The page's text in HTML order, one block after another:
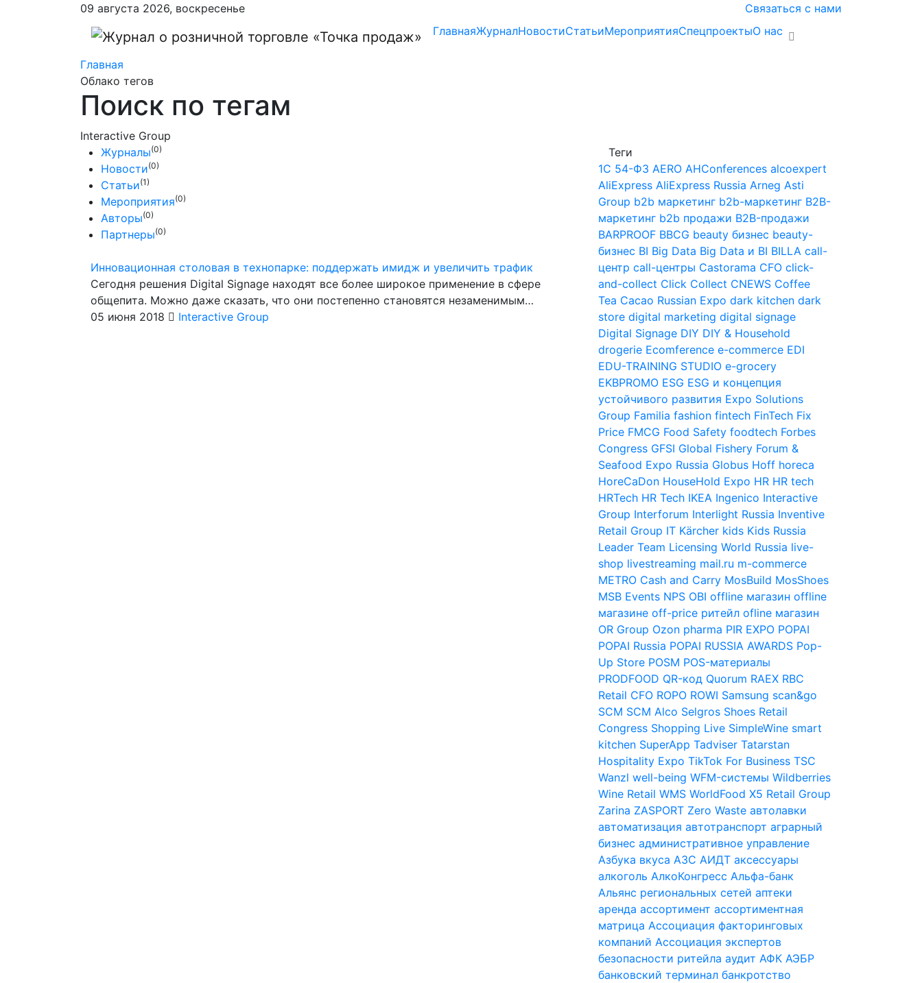
09 августа 2026, воскресенье
Связаться с нами
ГлавнаяЖурналНовостиСтатьиМероприятияСпецпроектыО нас
Главная
Облако тегов
Поиск по тегам
Interactive Group
Журналы(0)
Новости(0)
Статьи(1)
Мероприятия(0)
Авторы(0)
Партнеры(0)
Инновационная столовая в технопарке: поддержать имидж и увеличить трафик
Сегодня решения Digital Signage находят все более широкое применение в сфере
общепита. Можно даже сказать, что они постепенно становятся незаменимым…
05 июня 2018
Interactive Group
Теги
1С 54-ФЗ AERO AHConferences alcoexpert
AliExpress AliExpress Russia Arneg Asti
Group b2b маркетинг b2b-маркетинг B2B-
маркетинг b2b продажи B2B-продажи
BARPROOF BBCG beauty бизнес beauty-
бизнес BI Big Data Big Data и BI BILLA call-
центр call-центры Castorama CFO click-
and-collect Click Collect CNEWS Coffee
Tea Cacao Russian Expo dark kitchen dark
store digital marketing digital signage
Digital Signage DIY DIY & Household
drogerie Ecomference e-commerce EDI
EDU-TRAINING STUDIO e-grocery
EKBPROMO ESG ESG и концепция
устойчивого развития Expo Solutions
Group Familia fashion fintech FinTech Fix
Price FMCG Food Safety foodtech Forbes
Congress GFSI Global Fishery Forum &
Seafood Expo Russia Globus Hoff horeca
HoreCaDon HouseHold Expo HR HR tech
HRTech HR Tech IKEA Ingenico Interactive
Group Interforum Interlight Russia Inventive
Retail Group IT Kärcher kids Kids Russia
Leader Team Licensing World Russia live-
shop livestreaming mail.ru m-commerce
METRO Cash and Carry MosBuild MosShoes
MSB Events NPS OBI offline магазин offline
магазине off-price ритейл ofline магазин
OR Group Ozon pharma PIR EXPO POPAI
POPAI Russia POPAI RUSSIA AWARDS Pop-
Up Store POSM POS-материалы
PRODFOOD QR-код Quorum RAEX RBC
Retail CFO ROPO ROWI Samsung scan&go
SCM SCM Alco Selgros Shoes Retail
Congress Shopping Live SimpleWine smart
kitchen SuperApp Tadviser Tatarstan
Hospitality Expo TikTok For Business TSC
Wanzl well-being WFM-системы Wildberries
Wine Retail WMS WorldFood X5 Retail Group
Zarina ZASPORT Zero Waste автолавки
автоматизация автотранспорт аграрный
бизнес административное управление
Азбука вкуса АЗС АИДТ аксессуары
алкоголь АлкоКонгресс Альфа-банк
Альянс региональных сетей аптеки
аренда ассортимент ассортиментная
матрица Ассоциация факторинговых
компаний Ассоциация экспертов
безопасности ритейла аудит АФК АЭБР
банковский терминал банкротство